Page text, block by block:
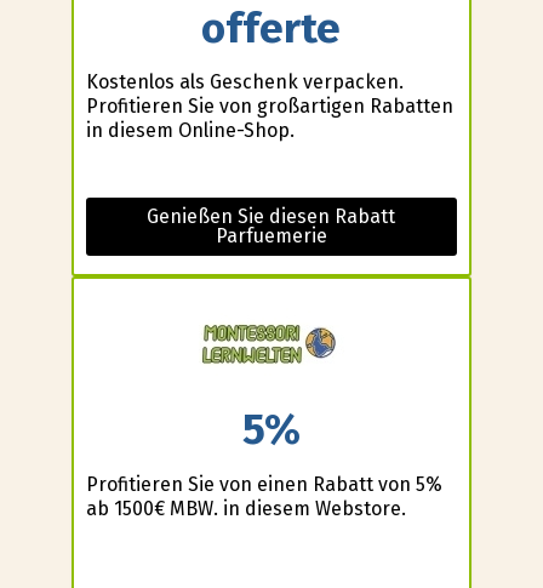
offerte
Kostenlos als Geschenk verpacken.
Profitieren Sie von großartigen Rabatten
in diesem Online-Shop.
Genießen Sie diesen Rabatt
Parfuemerie
5%
Profitieren Sie von einen Rabatt von 5%
ab 1500€ MBW. in diesem Webstore.